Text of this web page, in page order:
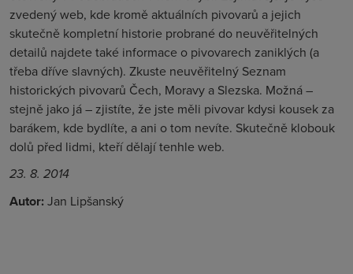
zvedený web, kde kromě aktuálních pivovarů a jejich
skutečně kompletní historie probrané do neuvěřitelných
detailů najdete také informace o pivovarech zaniklých (a
třeba dříve slavných). Zkuste neuvěřitelný Seznam
historických pivovarů Čech, Moravy a Slezska. Možná –
stejně jako já – zjistíte, že jste měli pivovar kdysi kousek za
barákem, kde bydlíte, a ani o tom nevíte. Skutečně klobouk
dolů před lidmi, kteří dělají tenhle web.
23. 8. 2014
Autor: Jan Lipšanský